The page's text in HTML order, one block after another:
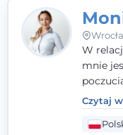
W
mnie
które
(TSR).
Czytaj